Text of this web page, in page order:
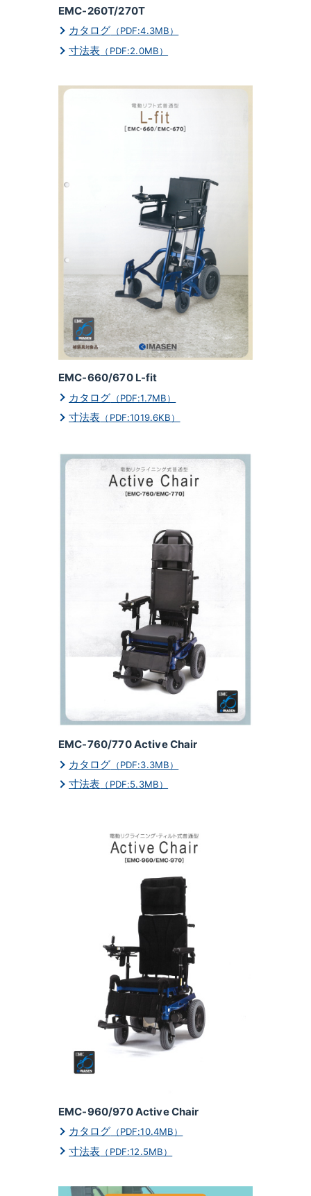
EMC-260T/270T
カタログ （PDF:4.3MB）
寸法表 （PDF:2.0MB）
EMC-660/670 L-fit
カタログ （PDF:1.7MB）
寸法表 （PDF:1019.6KB）
EMC-760/770 Active Chair
カタログ （PDF:3.3MB）
寸法表 （PDF:5.3MB）
EMC-960/970 Active Chair
カタログ （PDF:10.4MB）
寸法表 （PDF:12.5MB）